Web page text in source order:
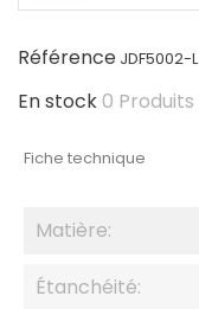
Référence JDF5002-L
En stock0 Produits
Fiche technique
Matière:
Étanchéité: